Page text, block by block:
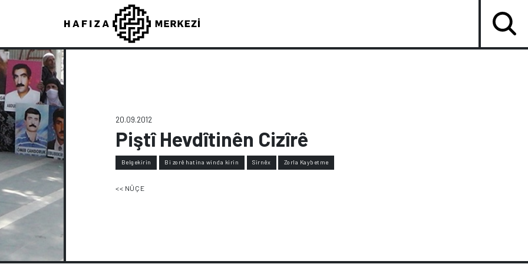
20.09.2012
Piştî Hevdîtinên Cizîrê
Belgekirin Bi zorê hatina winda kirin Sirnêx Zorla Kaybetme
<< NÛÇE